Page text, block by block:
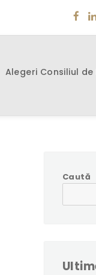
Alegeri Consiliul de
Caută